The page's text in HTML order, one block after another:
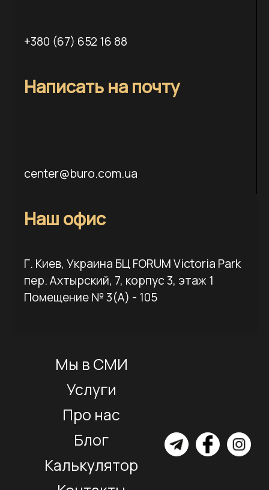
+380 (67) 652 16 88
Написать на почту
center@buro.com.ua
Наш офис
Г. Киев, Украина БЦ FORUM Victoria Park
пер. Ахтырский, 7, корпус 3, этаж 1
Помещение № 3(А) - 105
Мы в СМИ
Услуги
Про нас
Блог
Калькулятор